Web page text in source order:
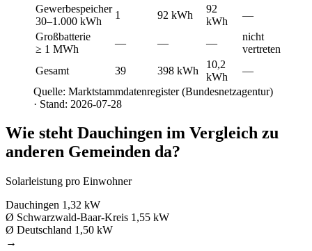
Gewerbespeicher
30–1.000 kWh
1 92 kWh
92
kWh
—
Großbatterie
≥ 1 MWh
— — —
nicht
vertreten
Gesamt
39 398 kWh
10,2
kWh
—
Quelle: Marktstammdatenregister (Bundesnetzagentur)
· Stand: 2026-07-28
Wie steht Dauchingen im Vergleich zu
anderen Gemeinden da?
Solarleistung pro Einwohner
Dauchingen 1,32 kW
Ø Schwarzwald-Baar-Kreis 1,55 kW
Ø Deutschland 1,50 kW
→